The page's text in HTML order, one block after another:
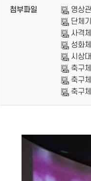
첨부파일 영상
단체
사격
성화
시상
축구
축구
축구